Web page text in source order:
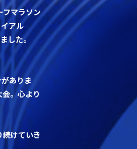
フマラソン
アル
した。
ありま
。心より
けていき